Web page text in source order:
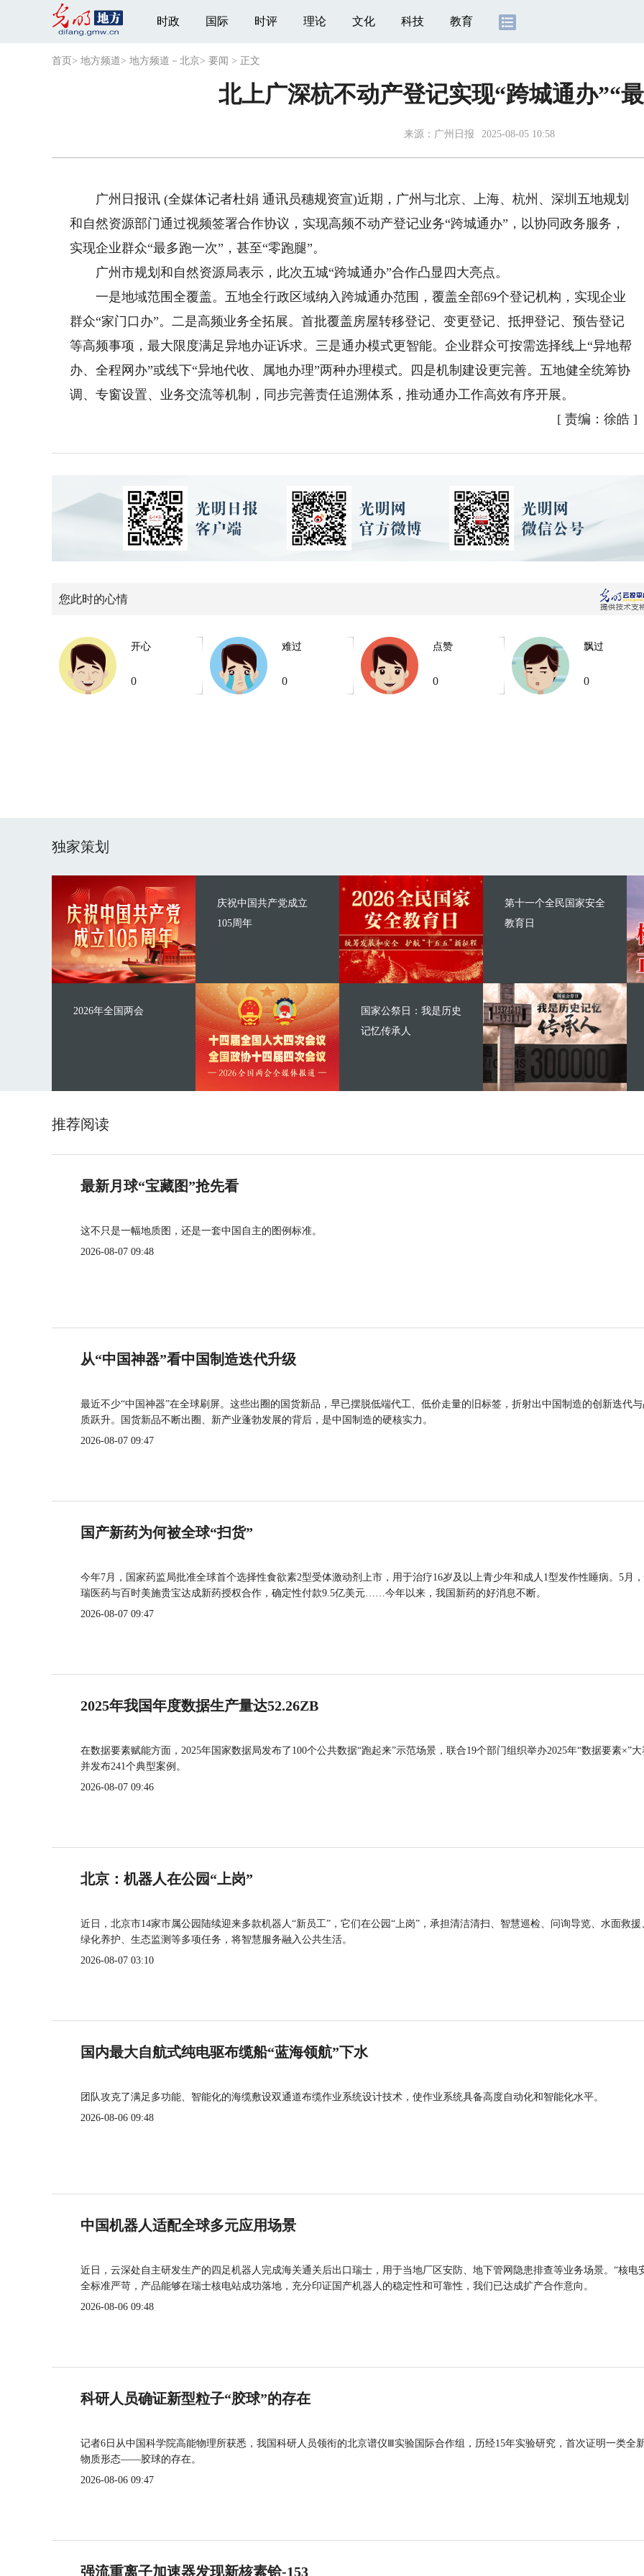
时政 国际 时评 理论 文化 科技 教育
首页 > 地方频道> 地方频道－北京> 要闻 > 正文
北上广深杭不动产登记实现“跨城通办”“
来源： 广州日报 2025-08-05 10:58
广州日报讯 (全媒体记者杜娟 通讯员穗规资宣)近期，广州与北京、上海、杭州、深圳五地规划
和自然资源部门通过视频签署合作协议，实现高频不动产登记业务“跨城通办”，以协同政务服务，
实现企业群众“最多跑一次”，甚至“零跑腿”。
广州市规划和自然资源局表示，此次五城“跨城通办”合作凸显四大亮点。
一是地域范围全覆盖。五地全行政区域纳入跨城通办范围，覆盖全部69个登记机构，实现企业
群众“家门口办”。二是高频业务全拓展。首批覆盖房屋转移登记、变更登记、抵押登记、预告登记
等高频事项，最大限度满足异地办证诉求。三是通办模式更智能。企业群众可按需选择线上“异地帮
办、全程网办”或线下“异地代收、属地办理”两种办理模式。四是机制建设更完善。五地健全统筹协
调、专窗设置、业务交流等机制，同步完善责任追溯体系，推动通办工作高效有序开展。
[ 责编：徐皓 ]
您此时的心情
开心
0
难过
0
点赞
0
飘过
0
独家策划
庆祝中国共产党成立
105周年
2026年全国两会
第十一个全民国家安全
教育日
国家公祭日：我是历史
记忆传承人
推荐阅读
最新月球“宝藏图”抢先看
这不只是一幅地质图，还是一套中国自主的图例标准。
2026-08-07 09:48
从“中国神器”看中国制造迭代升级
最近不少“中国神器”在全球刷屏。这些出圈的国货新品，早已摆脱低端代工、低价走量的旧标签，折射出中国制造的创新迭代
质跃升。国货新品不断出圈、新产业蓬勃发展的背后，是中国制造的硬核实力。
2026-08-07 09:47
国产新药为何被全球“扫货”
今年7月，国家药监局批准全球首个选择性食欲素2型受体激动剂上市，用于治疗16岁及以上青少年和成人1型发作性睡病。5月
瑞医药与百时美施贵宝达成新药授权合作，确定性付款9.5亿美元……今年以来，我国新药的好消息不断。
2026-08-07 09:47
2025年我国年度数据生产量达52.26ZB
在数据要素赋能方面，2025年国家数据局发布了100个公共数据“跑起来”示范场景，联合19个部门组织举办2025年“数据要素×”大
并发布241个典型案例。
2026-08-07 09:46
北京：机器人在公园“上岗”
近日，北京市14家市属公园陆续迎来多款机器人“新员工”，它们在公园“上岗”，承担清洁清扫、智慧巡检、问询导览、水面救援
绿化养护、生态监测等多项任务，将智慧服务融入公共生活。
2026-08-07 03:10
国内最大自航式纯电驱布缆船“蓝海领航”下水
团队攻克了满足多功能、智能化的海缆敷设双通道布缆作业系统设计技术，使作业系统具备高度自动化和智能化水平。
2026-08-06 09:48
中国机器人适配全球多元应用场景
近日，云深处自主研发生产的四足机器人完成海关通关后出口瑞士，用于当地厂区安防、地下管网隐患排查等业务场景。“核电
全标准严苛，产品能够在瑞士核电站成功落地，充分印证国产机器人的稳定性和可靠性，我们已达成扩产合作意向。
2026-08-06 09:48
科研人员确证新型粒子“胶球”的存在
记者6日从中国科学院高能物理所获悉，我国科研人员领衔的北京谱仪Ⅲ实验国际合作组，历经15年实验研究，首次证明一类全
物质形态——胶球的存在。
2026-08-06 09:47
强流重离子加速器发现新核素铪-153